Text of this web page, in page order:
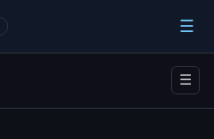
☰
☰